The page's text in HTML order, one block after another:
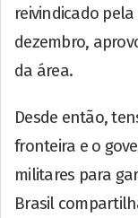
reivindicado
dezembro,
da área.
Desde então,
fronteira e o
militares para
Brasil